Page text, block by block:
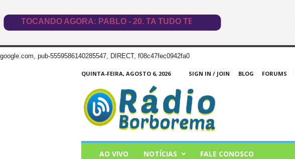
google.com, pub-5559586140285547, DIRECT, f08c47fec0942fa0
QUINTA-FEIRA, AGOSTO 6, 2026 SIGN IN / JOIN BLOG FORUMS
Borborema
AO VIVO NOTÍCIAS FALE CONOSCO